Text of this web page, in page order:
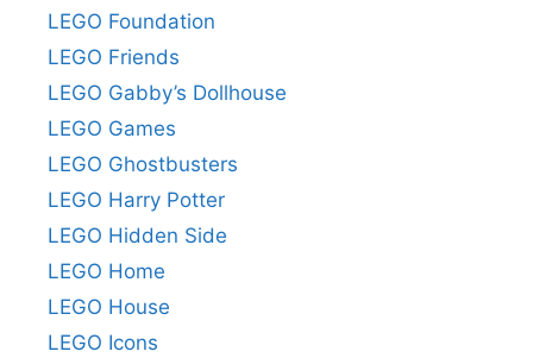
LEGO Foundation
LEGO Friends
LEGO Gabby’s Dollhouse
LEGO Games
LEGO Ghostbusters
LEGO Harry Potter
LEGO Hidden Side
LEGO Home
LEGO House
LEGO Icons